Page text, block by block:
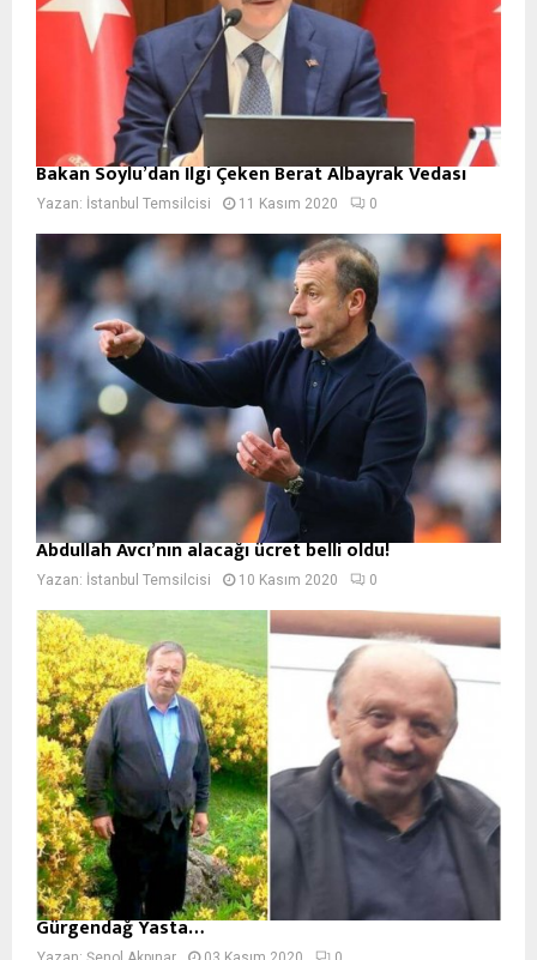
Bakan Soylu’dan İlgi Çeken Berat Albayrak Vedası
Yazan: İstanbul Temsilcisi 11 Kasım 2020 0
Abdullah Avcı’nın alacağı ücret belli oldu!
Yazan: İstanbul Temsilcisi 10 Kasım 2020 0
Gürgendağ Yasta…